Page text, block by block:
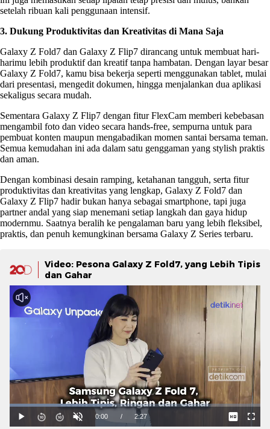
setelah ribuan kali penggunaan intensif.
3. Dukung Produktivitas dan Kreativitas di Mana Saja
Galaxy Z Fold7 dan Galaxy Z Flip7 dirancang untuk membuat hari-
harimu lebih produktif dan kreatif tanpa hambatan. Dengan layar besar
Galaxy Z Fold7, kamu bisa bekerja seperti menggunakan tablet, mulai
dari presentasi, mengedit dokumen, hingga menjalankan dua aplikasi
sekaligus secara mudah.
Sementara Galaxy Z Flip7 dengan fitur FlexCam memberi kebebasan
mengambil foto dan video secara hands-free, sempurna untuk para
pembuat konten maupun mengabadikan momen santai bersama teman.
Semua kemudahan ini ada dalam satu genggaman yang stylish praktis
dan aman.
Dengan kombinasi desain ramping, ketahanan tangguh, serta fitur
produktivitas dan kreativitas yang lengkap, Galaxy Z Fold7 dan
Galaxy Z Flip7 hadir bukan hanya sebagai smartphone, tapi juga
partner andal yang siap menemani setiap langkah dan gaya hidup
modernmu. Saatnya beralih ke pengalaman baru yang lebih fleksibel,
praktis, dan penuh kemungkinan bersama Galaxy Z Series terbaru.
Video: Pesona Galaxy Z Fold7, yang Lebih Tipis
dan Gahar